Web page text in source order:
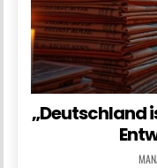
„Deutschland